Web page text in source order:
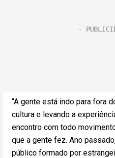
“A gente está indo para fora
cultura e levando a
encontro com todo
que a gente fez. Ano
público formado por